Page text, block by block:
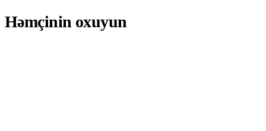
Həmçinin oxuyun